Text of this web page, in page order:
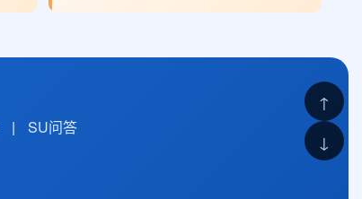
| SU问答
↑
↓